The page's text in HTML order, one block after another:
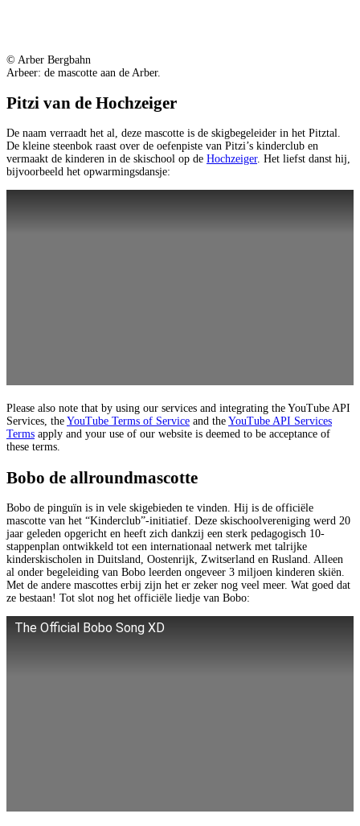
© Arber Bergbahn
Arbeer: de mascotte aan de Arber.
Pitzi van de Hochzeiger
De naam verraadt het al, deze mascotte is de skigbegeleider in het Pitztal.
De kleine steenbok raast over de oefenpiste van Pitzi’s kinderclub en
vermaakt de kinderen in de skischool op de Hochzeiger. Het liefst danst hij,
bijvoorbeeld het opwarmingsdansje:
Please also note that by using our services and integrating the YouTube API
Services, the YouTube Terms of Service and the YouTube API Services
Terms apply and your use of our website is deemed to be acceptance of
these terms.
Bobo de allroundmascotte
Bobo de pinguïn is in vele skigebieden te vinden. Hij is de officiële
mascotte van het “Kinderclub”-initiatief. Deze skischoolvereniging werd 20
jaar geleden opgericht en heeft zich dankzij een sterk pedagogisch 10-
stappenplan ontwikkeld tot een internationaal netwerk met talrijke
kinderskischolen in Duitsland, Oostenrijk, Zwitserland en Rusland. Alleen
al onder begeleiding van Bobo leerden ongeveer 3 miljoen kinderen skiën.
Met de andere mascottes erbij zijn het er zeker nog veel meer. Wat goed dat
ze bestaan! Tot slot nog het officiële liedje van Bobo:
The Official Bobo Song XD